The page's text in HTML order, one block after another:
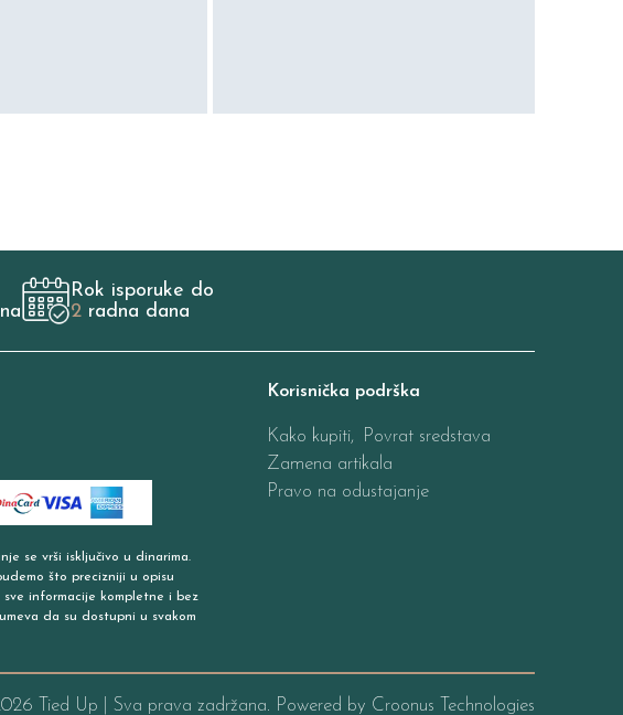
Rok isporuke do
2 radna dana
se vrši isključivo u dinarima.
što precizniji u opisu
informacije kompletne i bez
da su dostupni u svakom
Korisnička podrška
Kako kupiti, Povrat sredstava
Zamena artikala
Pravo na odustajanje
Tied Up | Sva prava zadržana. Powered by Croonus Technologies